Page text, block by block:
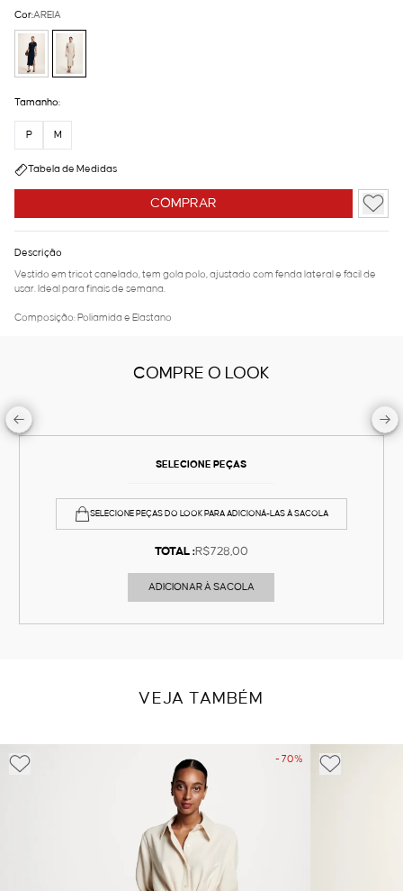
COMPRAR
Cor:AREIA
Tamanho:
P M
Tabela de Medidas
Descrição
Vestido em tricot canelado, tem gola polo, ajustado com fenda lateral e fácil de
usar. Ideal para finais de semana.
Composição: Poliamida e Elastano
COMPRE O LOOK
SELECIONE PEÇAS
SELECIONE PEÇAS DO LOOK PARA ADICIONÁ-LAS À SACOLA
TOTAL :R$728,00
ADICIONAR À SACOLA
VEJA TAMBÉM
- 70%